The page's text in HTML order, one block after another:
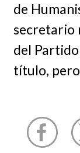
de
secretario
del
título,